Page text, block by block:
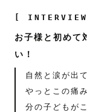
[
お子様と初めて
い！
自然と涙が出
やっとこの痛
分の子どもが